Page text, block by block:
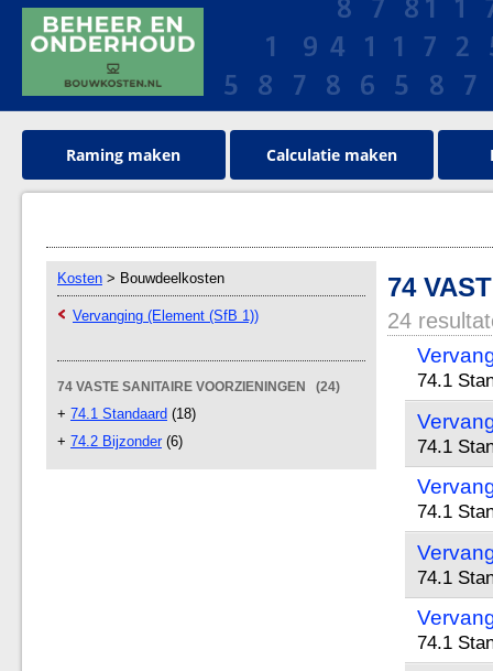
Raming maken Calculatie maken
Kosten > Bouwdeelkosten
Vervanging (Element (SfB 1))
74 VASTE SANITAIRE VOORZIENINGEN (24)
+ 74.1 Standaard (18)
+ 74.2 Bijzonder(6)
74
24
74.1
74.1
74.1
74.1
74.1